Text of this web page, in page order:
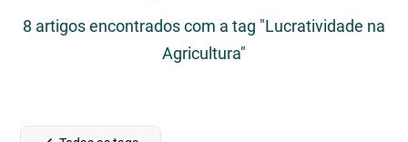
8 artigos encontrados com a tag "Lucratividade na
Agricultura"